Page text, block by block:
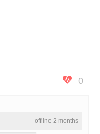
0
offline 2 months